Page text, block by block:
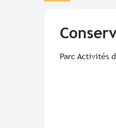
Parc Activités